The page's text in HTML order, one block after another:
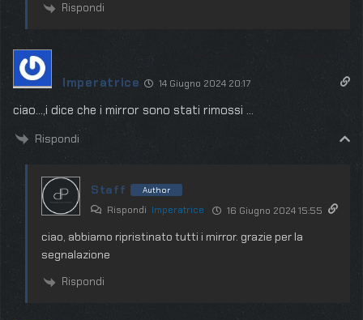
Rispondi
Imperatrice 14 Giugno 2024 20:17
ciao…,i dice che i mirror sono stati rimossi …
Rispondi
Staff Author
Rispondi Imperatrice 16 Giugno 2024 15:55
ciao, abbiamo ripristinato tutti i mirror. grazie per la
segnalazione
Rispondi